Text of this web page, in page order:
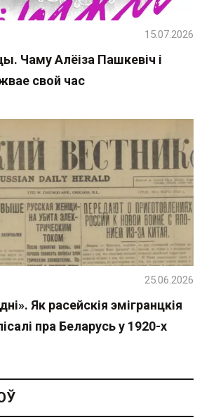
Чаму Алёіза Пашкевіч і
свой час
15.07.2026
Як расейскія эмігранцкія
пра Беларусь у 1920-х
25.06.2026